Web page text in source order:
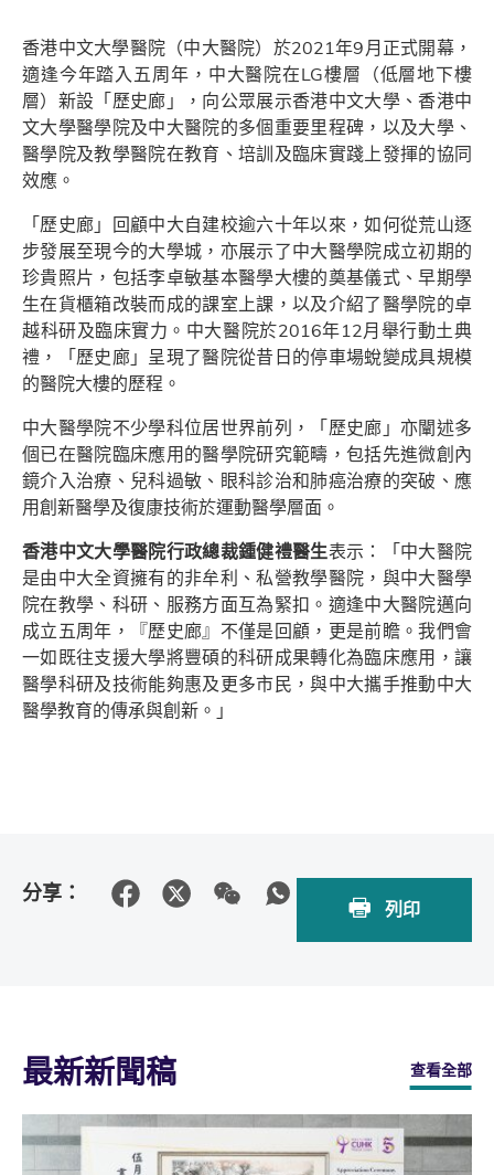
香港中文大學醫院（中大醫院）於2021年9月正式開幕，
適逢今年踏入五周年，中大醫院在LG樓層（低層地下樓
層）新設「歷史廊」，向公眾展示香港中文大學、香港中
文大學醫學院及中大醫院的多個重要里程碑，以及大學、
醫學院及教學醫院在教育、培訓及臨床實踐上發揮的協同
效應。
「歷史廊」回顧中大自建校逾六十年以來，如何從荒山逐
步發展至現今的大學城，亦展示了中大醫學院成立初期的
珍貴照片，包括李卓敏基本醫學大樓的奠基儀式、早期學
生在貨櫃箱改裝而成的課室上課，以及介紹了醫學院的卓
越科研及臨床實力。中大醫院於2016年12月舉行動土典
禮，「歷史廊」呈現了醫院從昔日的停車場蛻變成具規模
的醫院大樓的歷程。
中大醫學院不少學科位居世界前列，「歷史廊」亦闡述多
個已在醫院臨床應用的醫學院研究範疇，包括先進微創內
鏡介入治療、兒科過敏、眼科診治和肺癌治療的突破、應
用創新醫學及復康技術於運動醫學層面。
香港中文大學醫院行政總裁鍾健禮醫生表示：「中大醫院
是由中大全資擁有的非牟利、私營教學醫院，與中大醫學
院在教學、科研、服務方面互為緊扣。適逢中大醫院邁向
成立五周年，『歷史廊』不僅是回顧，更是前瞻。我們會
一如既往支援大學將豐碩的科研成果轉化為臨床應用，讓
醫學科研及技術能夠惠及更多市民，與中大攜手推動中大
醫學教育的傳承與創新。」
分享：
列印
最新新聞稿 查看全部